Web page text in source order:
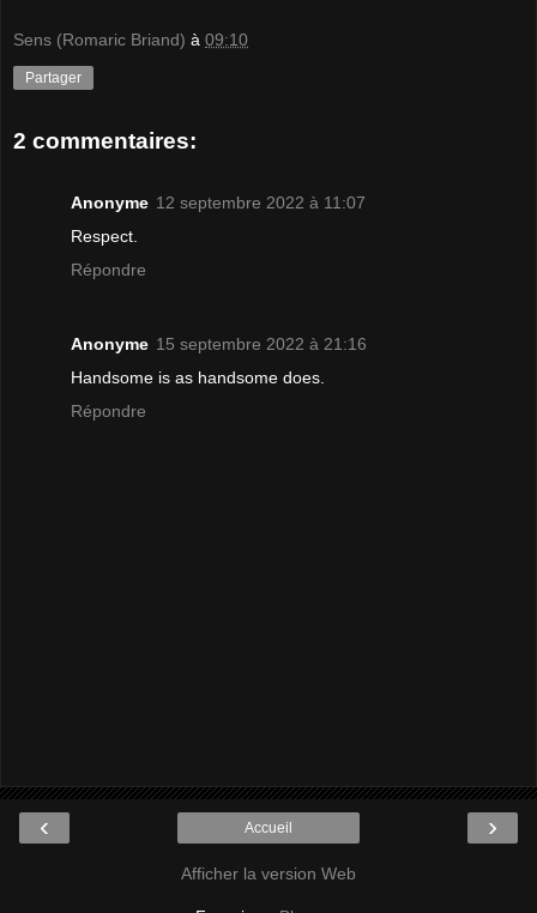
Sens (Romaric Briand) à 09:10
Partager
2 commentaires:
Anonyme 12 septembre 2022 à 11:07
Respect.
Répondre
Anonyme 15 septembre 2022 à 21:16
Handsome is as handsome does.
Répondre
‹ ›
Accueil
Afficher la version Web